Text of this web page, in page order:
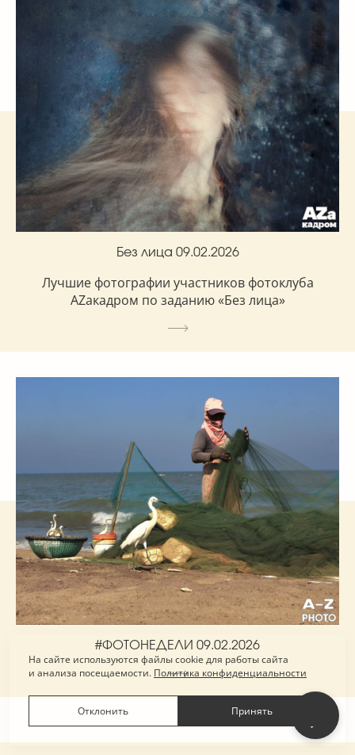
Без лица 09.02.2026
Лучшие фотографии участников фотоклуба
AZакадром по заданию «Без лица»
#ФОТОНЕДЕЛИ 09.02.2026
На сайте используются файлы cookie для работы сайта
и анализа посещаемости. Политика конфиденциальности
Отклонить Принять